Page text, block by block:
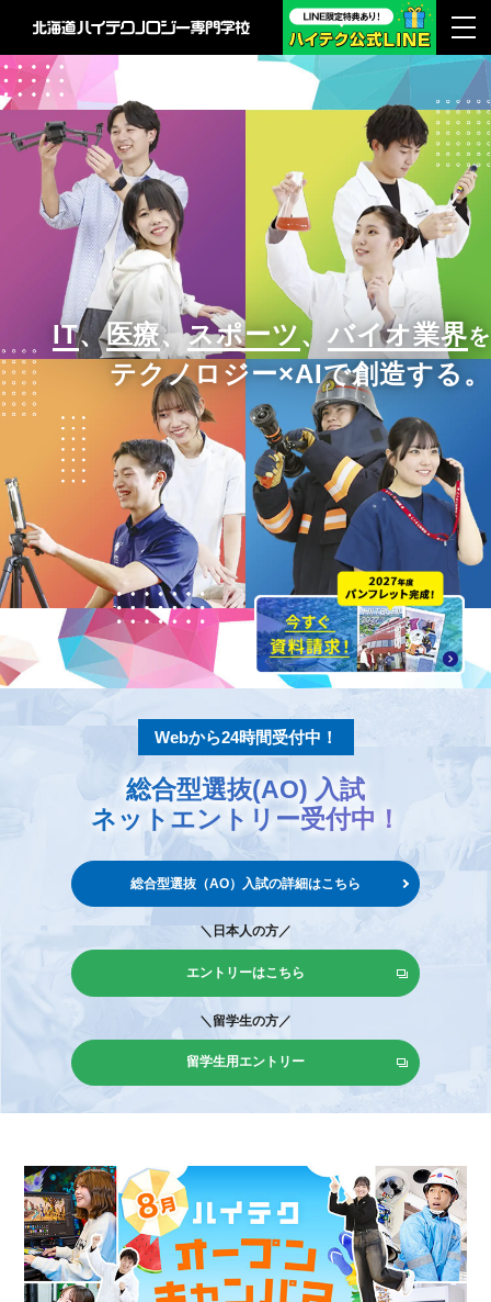
IT、医療、スポーツ、バイオ業界を
テクノロジー×AIで創造する。
Webから24時間受付中！
総合型選抜(AO) 入試
ネットエントリー受付中！
総合型選抜（AO）入試の詳細はこちら
＼日本人の方／
エントリーはこちら
＼留学生の方／
留学生用エントリー